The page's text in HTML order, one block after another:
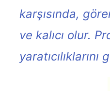
karşısında,
ve kalıcı olur.